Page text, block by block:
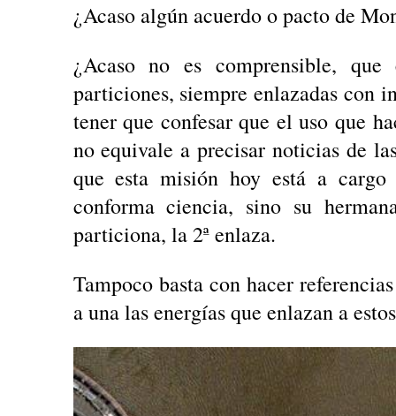
¿Acaso algún acuerdo o pacto de
¿Acaso no es comprensible,
particiones, siempre enlazadas con
tener que confesar que el uso que
no equivale a precisar noticias de
que esta misión hoy está a
conforma ciencia, sino su
particiona, la 2ª enlaza.
Tampoco basta con hacer
a una las energías que enlazan a